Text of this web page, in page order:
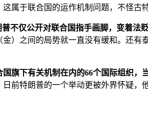
属于联合国的运作机制问题，不怪古特
普不仅公开对联合国指手画脚，变着法
）之间的局势就一直没有缓和。还
旗下有关机制在内的66个国际组织
日前特朗普的一个举动更被外界怀疑，